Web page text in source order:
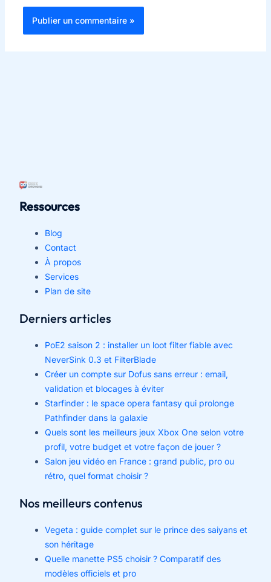
Ressources
Blog
Contact
À propos
Services
Plan de site
Derniers articles
PoE2 saison 2 : installer un loot filter fiable avec
NeverSink 0.3 et FilterBlade
Créer un compte sur Dofus sans erreur : email,
validation et blocages à éviter
Starfinder : le space opera fantasy qui prolonge
Pathfinder dans la galaxie
Quels sont les meilleurs jeux Xbox One selon votre
profil, votre budget et votre façon de jouer ?
Salon jeu vidéo en France : grand public, pro ou
rétro, quel format choisir ?
Nos meilleurs contenus
Vegeta : guide complet sur le prince des saiyans et
son héritage
Quelle manette PS5 choisir ? Comparatif des
modèles officiels et pro